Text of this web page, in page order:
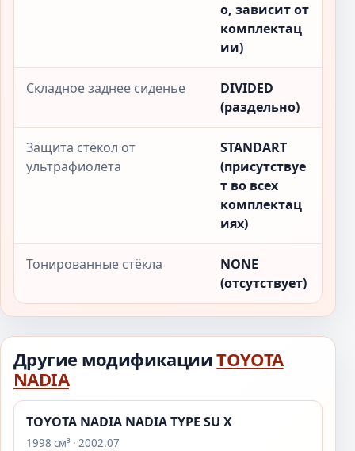
о, зависит от
комплектац
ии)
Складное заднее сиденье
DIVIDED
(раздельно)
Защита стёкол от
ультрафиолета
STANDART
(присутствуе
т во всех
комплектац
иях)
Тонированные стёкла
NONE
(отсутствует)
Другие модификацииTOYOTA
NADIA
TOYOTA NADIA NADIA TYPE SU X
1998 см³ · 2002.07